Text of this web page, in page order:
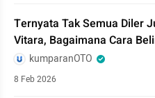
Ternyata Tak Semua Diler
Vitara, Bagaimana Cara
kumparanOTO
8 Feb 2026